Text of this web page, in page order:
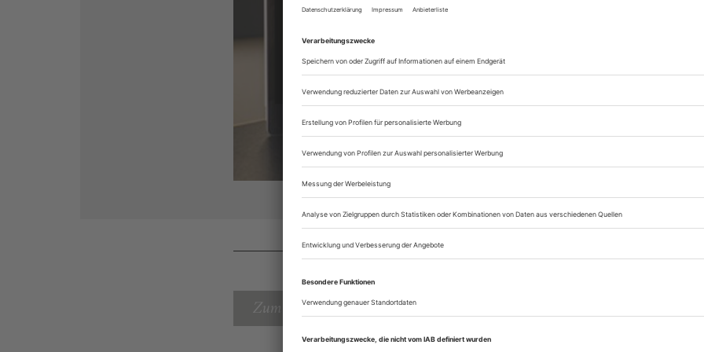
Sie können alle Vorteile
sofort nutzen
Digital-Abo testen
Zum Inhaltsverzeichnis